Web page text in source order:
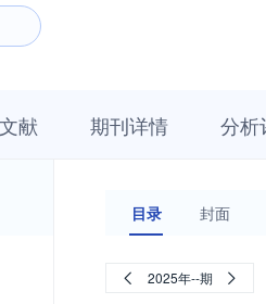
献 期刊详情 分析
目录 封面
2025年--期